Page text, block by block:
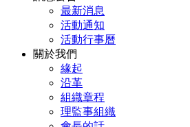
最新消息
活動通知
活動行事曆
關於我們
緣起
沿革
組織章程
理監事組織